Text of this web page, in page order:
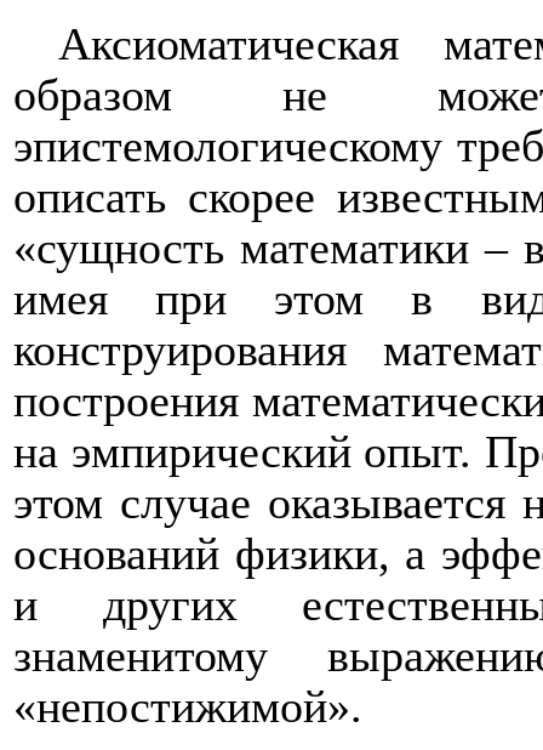
Аксиоматическая
образом не
эпистемологическому
описать скорее
«сущность математики –
имея при этом в виду
конструирования
построения
на эмпирический опыт.
этом случае оказывается
оснований физики, а
и других
знаменитому
«непостижимой».